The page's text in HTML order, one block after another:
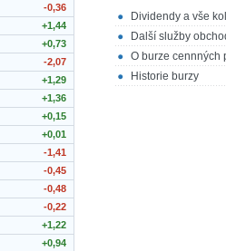
-0,36
+1,44
+0,73
-2,07
+1,29
+1,36
+0,15
+0,01
-1,41
-0,45
-0,48
-0,22
+1,22
+0,94
Dividendy a vše
Další služby
O burze cennných
Historie burzy